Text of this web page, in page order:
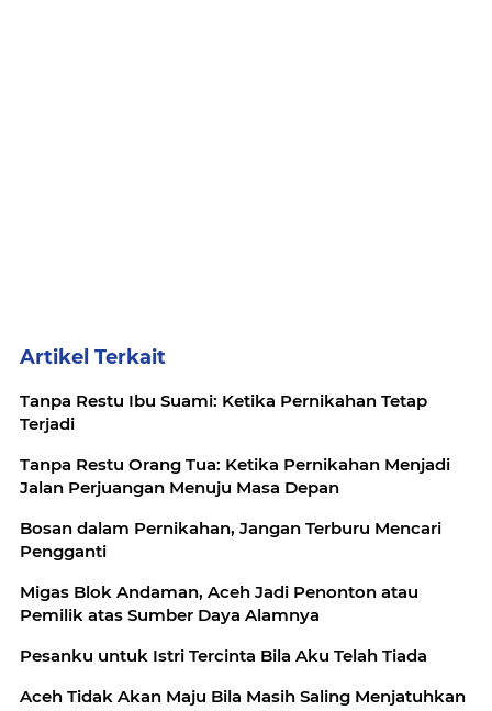
Artikel Terkait
Tanpa Restu Ibu Suami: Ketika Pernikahan Tetap
Terjadi
Tanpa Restu Orang Tua: Ketika Pernikahan Menjadi
Jalan Perjuangan Menuju Masa Depan
Bosan dalam Pernikahan, Jangan Terburu Mencari
Pengganti
Migas Blok Andaman, Aceh Jadi Penonton atau
Pemilik atas Sumber Daya Alamnya
Pesanku untuk Istri Tercinta Bila Aku Telah Tiada
Aceh Tidak Akan Maju Bila Masih Saling Menjatuhkan